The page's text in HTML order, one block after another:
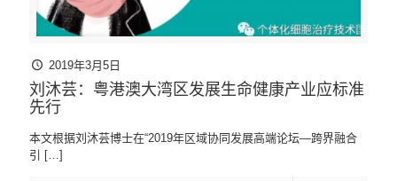
2019年3月5日
刘沐芸：粤港澳大湾区发展生命健康产业应标准
先行
本文根据刘沐芸博士在“2019年区域协同发展高端论坛—跨界融合
引 […]